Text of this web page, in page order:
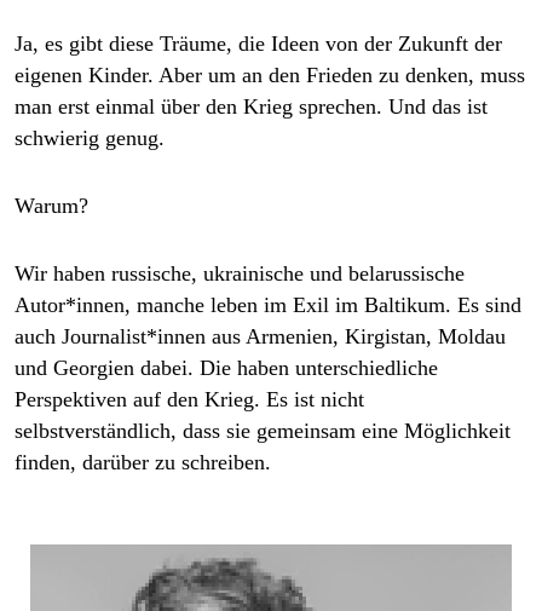
Ja, es gibt diese Träume, die Ideen von der Zukunft der
eigenen Kinder. Aber um an den Frieden zu denken, muss
man erst einmal über den Krieg sprechen. Und das ist
schwierig genug.
Warum?
Wir haben russische, ukrainische und belarussische
Autor*innen, manche leben im Exil im Baltikum. Es sind
auch Jour­na­lis­t*in­nen aus Armenien, Kirgistan, Moldau
und Georgien dabei. Die haben unterschiedliche
Perspektiven auf den Krieg. Es ist nicht
selbstverständlich, dass sie gemeinsam eine Möglichkeit
finden, darüber zu schreiben.